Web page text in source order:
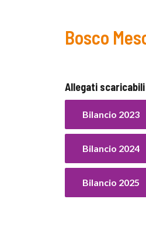
Bosco
Allegati scaricabili
Bilancio 2023
Bilancio 2024
Bilancio 2025